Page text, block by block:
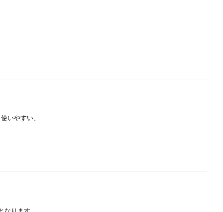
いやすい、